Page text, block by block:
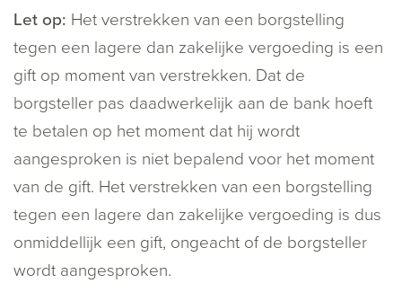
Let op: Het verstrekken van een borgstelling
tegen een lagere dan zakelijke vergoeding is een
gift op moment van verstrekken. Dat de
borgsteller pas daadwerkelijk aan de bank hoeft
te betalen op het moment dat hij wordt
aangesproken is niet bepalend voor het moment
van de gift. Het verstrekken van een borgstelling
tegen een lagere dan zakelijke vergoeding is dus
onmiddellijk een gift, ongeacht of de borgsteller
wordt aangesproken.